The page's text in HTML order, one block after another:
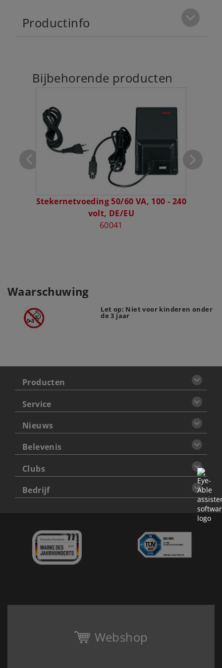
Productinfo
Bijbehorende producten
Stekernetvoeding 50/60 VA, 100 - 240
volt, DE/EU
60041
Waarschuwing
Let op: Niet voor kinderen onder
de 3 jaar
Producten
Service
Nieuws
Belevenis
Clubs
Bedrijf
Webshop